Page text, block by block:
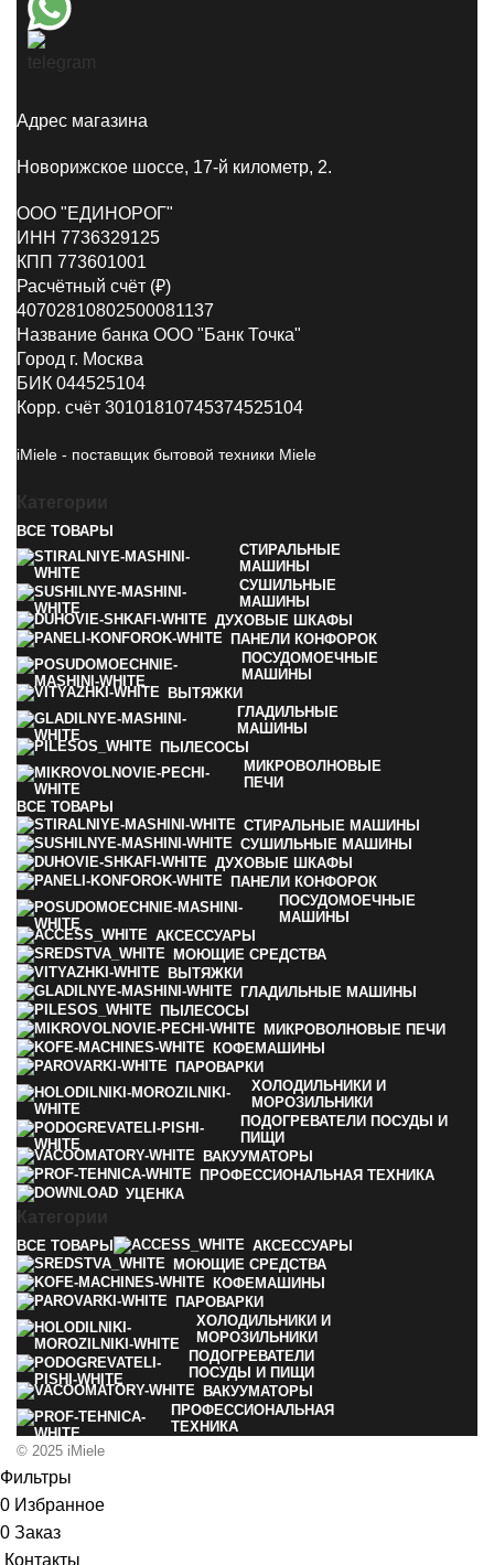
Адрес магазина
Новорижское шоссе, 17-й километр, 2.
ООО "ЕДИНОРОГ"
ИНН 7736329125
КПП 773601001
Расчётный счёт (₽)
40702810802500081137
Название банка ООО "Банк Точка"
Город г. Москва
БИК 044525104
Корр. счёт 30101810745374525104
iMiele - поставщик бытовой техники Miele
Категории
ВСЕ ТОВАРЫ
СТИРАЛЬНЫЕ
МАШИНЫ
СУШИЛЬНЫЕ
МАШИНЫ
ДУХОВЫЕ ШКАФЫ
ПАНЕЛИ КОНФОРОК
ПОСУДОМОЕЧНЫЕ
МАШИНЫ
ВЫТЯЖКИ
ГЛАДИЛЬНЫЕ
МАШИНЫ
ПЫЛЕСОСЫ
МИКРОВОЛНОВЫЕ
ПЕЧИ
ВСЕ ТОВАРЫ
СТИРАЛЬНЫЕ МАШИНЫ
СУШИЛЬНЫЕ МАШИНЫ
ДУХОВЫЕ ШКАФЫ
ПАНЕЛИ КОНФОРОК
ПОСУДОМОЕЧНЫЕ
МАШИНЫ
АКСЕССУАРЫ
МОЮЩИЕ СРЕДСТВА
ВЫТЯЖКИ
ГЛАДИЛЬНЫЕ МАШИНЫ
ПЫЛЕСОСЫ
МИКРОВОЛНОВЫЕ ПЕЧИ
КОФЕМАШИНЫ
ПАРОВАРКИ
ХОЛОДИЛЬНИКИ И
МОРОЗИЛЬНИКИ
ПОДОГРЕВАТЕЛИ ПОСУДЫ И
ПИЩИ
ВАКУУМАТОРЫ
ПРОФЕССИОНАЛЬНАЯ ТЕХНИКА
УЦЕНКА
Категории
ВСЕ ТОВАРЫ
АКСЕССУАРЫ
МОЮЩИЕ СРЕДСТВА
КОФЕМАШИНЫ
ПАРОВАРКИ
ХОЛОДИЛЬНИКИ И
МОРОЗИЛЬНИКИ
ПОДОГРЕВАТЕЛИ
ПОСУДЫ И ПИЩИ
ВАКУУМАТОРЫ
ПРОФЕССИОНАЛЬНАЯ
ТЕХНИКА
© 2025 iMiele
Фильтры
0 Избранное
0 Заказ
Контакты